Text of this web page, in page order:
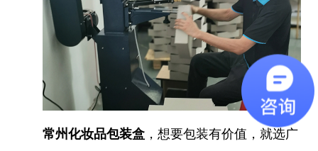
常州化妆品包装盒，想要包装有价值，就选广